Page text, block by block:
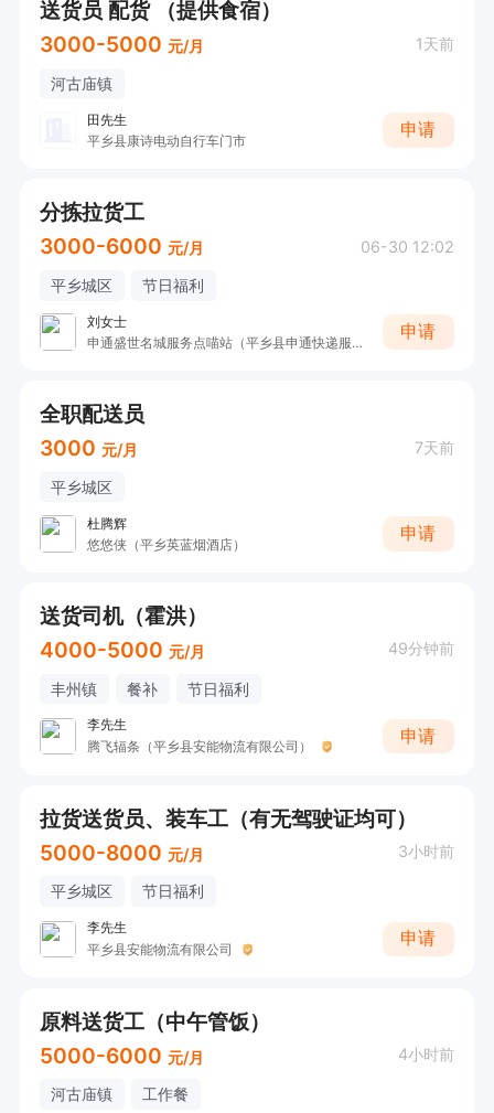
送货员 配货 （提供食宿）
3000-5000 元/月 1天前
河古庙镇
田先生
平乡县康诗电动自行车门市
申请
分拣拉货工
3000-6000 元/月 06-30 12:02
平乡城区 节日福利
刘女士
申通盛世名城服务点喵站（平乡县申通快递服务有限公司）
申请
全职配送员
3000 元/月 7天前
平乡城区
杜腾辉
悠悠侠（平乡英蓝烟酒店）
申请
送货司机（霍洪）
4000-5000 元/月 49分钟前
丰州镇 餐补 节日福利
李先生
腾飞辐条（平乡县安能物流有限公司）
申请
拉货送货员、装车工（有无驾驶证均可）
5000-8000 元/月 3小时前
平乡城区 节日福利
李先生
平乡县安能物流有限公司
申请
原料送货工（中午管饭）
5000-6000 元/月 4小时前
河古庙镇 工作餐